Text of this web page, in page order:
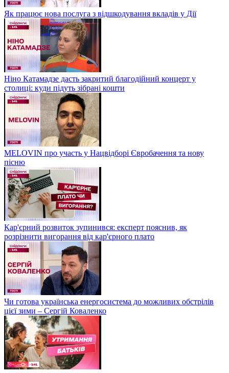
Як працює нова послуга з відшкодування вкладів у Дії
Ніно Катамадзе дасть закритий благодійний концерт у
столиці: куди підуть зібрані кошти
MELOVIN про участь у Нацвідборі Євробачення та нову
пісню
Кар'єрний розвиток зупинився: експерт пояснив, як
розрізнити вигорання від кар'єрного плато
Чи готова українська енергосистема до можливих обстрілів
цієї зими – Сергій Коваленко